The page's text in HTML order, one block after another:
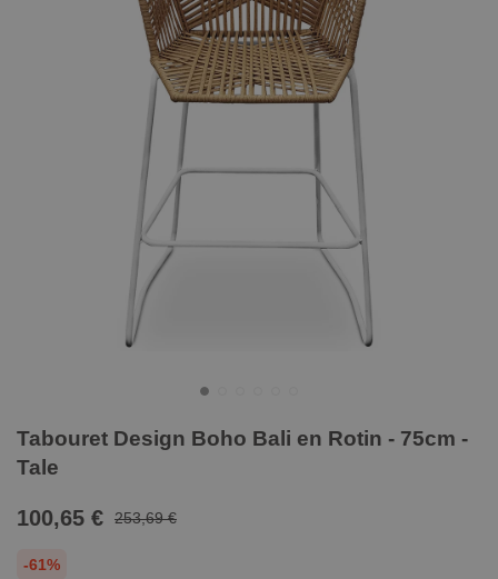
Tabouret Design Boho Bali en Rotin - 75cm -
Tale
100,65 € 253,69 €
-61%